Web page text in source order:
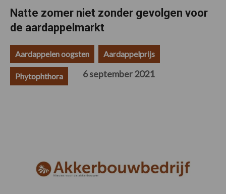
Natte zomer niet zonder gevolgen voor
de aardappelmarkt
Aardappelen oogsten Aardappelprijs
Phytophthora 6 september 2021